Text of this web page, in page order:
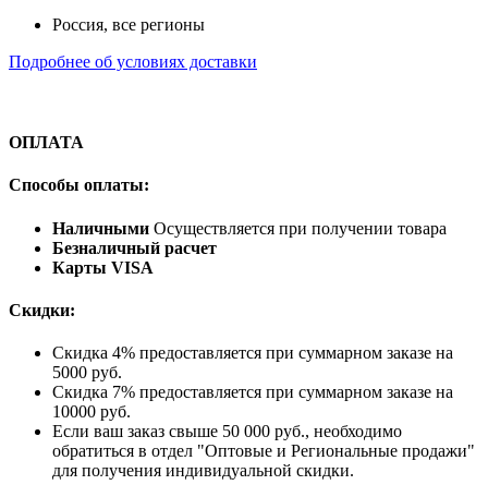
Россия, все регионы
Подробнее об условиях доставки
ОПЛАТА
Способы оплаты:
Наличными Осуществляется при получении товара
Безналичный расчет
Карты VISA
Скидки:
Скидка 4% предоставляется при суммарном заказе на
5000 руб.
Скидка 7% предоставляется при суммарном заказе на
10000 руб.
Если ваш заказ свыше 50 000 руб., необходимо
обратиться в отдел "Оптовые и Региональные продажи"
для получения индивидуальной скидки.